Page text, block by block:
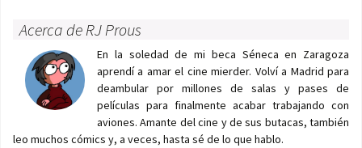
Acerca de RJ Prous
En la soledad de mi beca Séneca en Zaragoza
aprendí a amar el cine mierder. Volví a Madrid para
deambular por millones de salas y pases de
películas para finalmente acabar trabajando con
aviones. Amante del cine y de sus butacas, también
leo muchos cómics y, a veces, hasta sé de lo que hablo.